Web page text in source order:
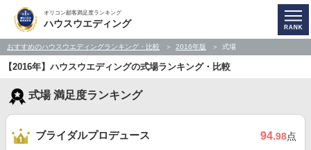
オリコン顧客満足度ランキング
ハウスウエディング
おすすめのハウスウエディングランキング・比較 2016年版 式場
【2016年】ハウスウエディングの式場ランキング・比較
式場 満足度ランキング
ブライダルプロデュース 94.98点